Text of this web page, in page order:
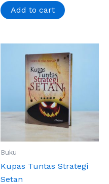
Add to cart
Buku
Kupas Tuntas Strategi
Setan